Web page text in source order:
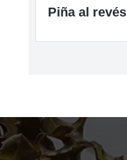
Piña al revés